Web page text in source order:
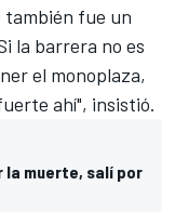
también fue un
la barrera no es
el monoplaza,
ahí", insistió.
la muerte, salí por